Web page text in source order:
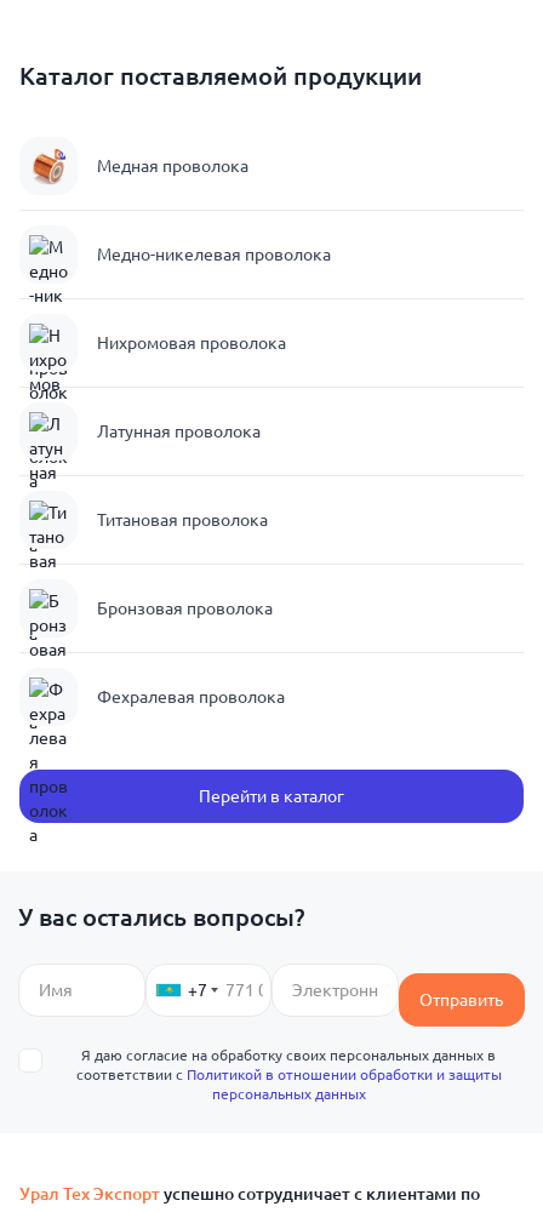
Каталог поставляемой продукции
Медная проволока
Медно-никелевая проволока
Нихромовая проволока
Латунная проволока
Титановая проволока
Бронзовая проволока
Фехралевая проволока
Перейти в каталог
У вас остались вопросы?
+7 Отправить
Я даю согласие на обработку своих персональных данных в
соответствии с Политикой в отношении обработки и защиты
персональных данных
Урал Тех Экспортуспешно сотрудничает с клиентами по